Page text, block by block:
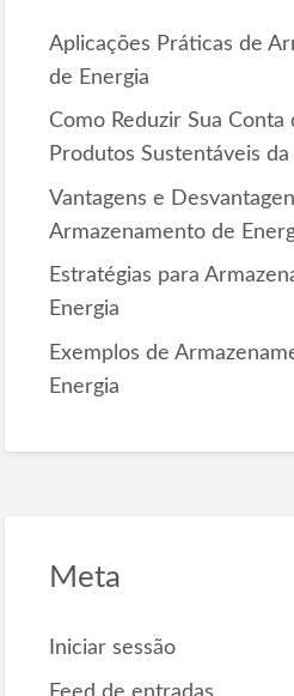
Aplicações Práticas de
de Energia
Como Reduzir Sua Conta
Produtos Sustentáveis da
Vantagens e
Armazenamento de
Estratégias para
Energia
Exemplos de
Energia
Meta
Iniciar sessão
Feed de entradas